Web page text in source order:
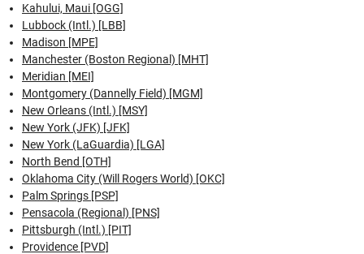
Kahului, Maui [OGG]
Lubbock (Intl.) [LBB]
Madison [MPE]
Manchester (Boston Regional) [MHT]
Meridian [MEI]
Montgomery (Dannelly Field) [MGM]
New Orleans (Intl.) [MSY]
New York (JFK) [JFK]
New York (LaGuardia) [LGA]
North Bend [OTH]
Oklahoma City (Will Rogers World) [OKC]
Palm Springs [PSP]
Pensacola (Regional) [PNS]
Pittsburgh (Intl.) [PIT]
Providence [PVD]